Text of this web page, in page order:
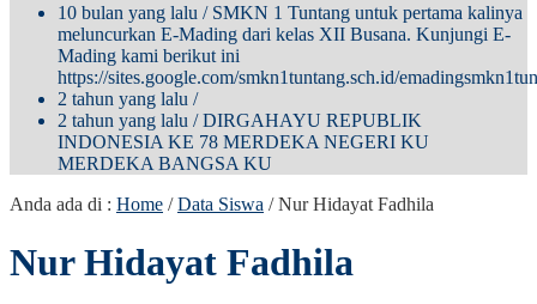
10 bulan yang lalu / SMKN 1 Tuntang untuk pertama kalinya
meluncurkan E-Mading dari kelas XII Busana. Kunjungi E-
Mading kami berikut ini
https://sites.google.com/smkn1tuntang.sch.id/
2 tahun yang lalu /
2 tahun yang lalu / DIRGAHAYU REPUBLIK
INDONESIA KE 78 MERDEKA NEGERI KU
MERDEKA BANGSA KU
Anda ada di : Home /Data Siswa /Nur Hidayat Fadhila
Nur Hidayat Fadhila